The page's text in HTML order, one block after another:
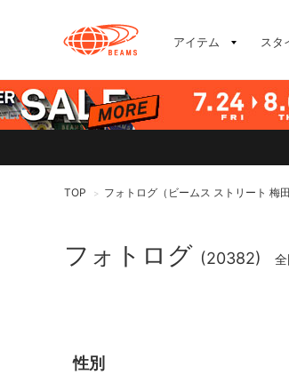
アイテム スタ
TOP > フォトログ（ビームス ストリート 梅田
フォトログ (20382)
性別